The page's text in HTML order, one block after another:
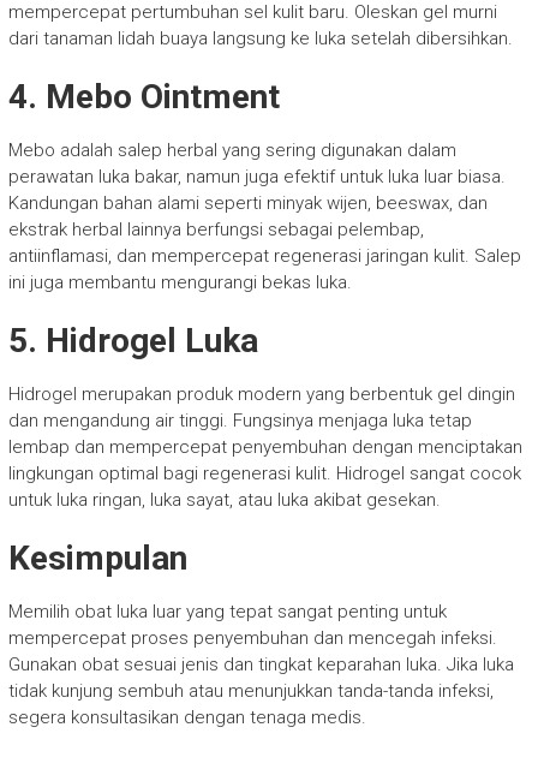
mempercepat pertumbuhan sel kulit baru. Oleskan gel murni
dari tanaman lidah buaya langsung ke luka setelah dibersihkan.
4. Mebo Ointment
Mebo adalah salep herbal yang sering digunakan dalam
perawatan luka bakar, namun juga efektif untuk luka luar biasa.
Kandungan bahan alami seperti minyak wijen, beeswax, dan
ekstrak herbal lainnya berfungsi sebagai pelembap,
antiinflamasi, dan mempercepat regenerasi jaringan kulit. Salep
ini juga membantu mengurangi bekas luka.
5. Hidrogel Luka
Hidrogel merupakan produk modern yang berbentuk gel dingin
dan mengandung air tinggi. Fungsinya menjaga luka tetap
lembap dan mempercepat penyembuhan dengan menciptakan
lingkungan optimal bagi regenerasi kulit. Hidrogel sangat cocok
untuk luka ringan, luka sayat, atau luka akibat gesekan.
Kesimpulan
Memilih obat luka luar yang tepat sangat penting untuk
mempercepat proses penyembuhan dan mencegah infeksi.
Gunakan obat sesuai jenis dan tingkat keparahan luka. Jika luka
tidak kunjung sembuh atau menunjukkan tanda-tanda infeksi,
segera konsultasikan dengan tenaga medis.